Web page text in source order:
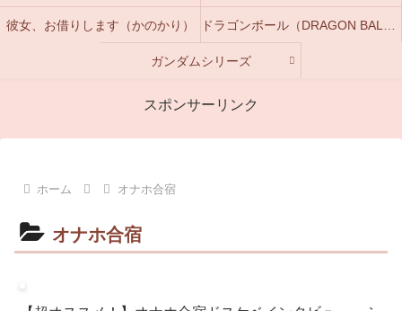
彼女、お借りします（かのかり）
ガンダムシリーズ
スポンサーリンク
ホーム オナホ合宿
オナホ合宿